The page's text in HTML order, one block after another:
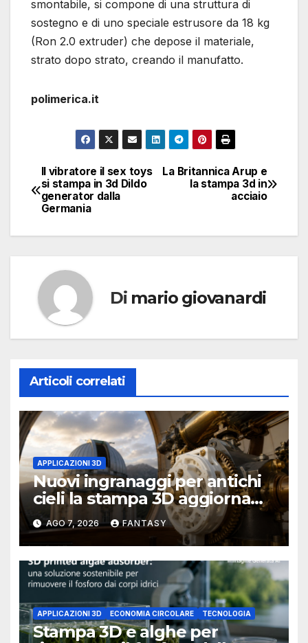
smontabile, si compone di una struttura di
sostegno e di uno speciale estrusore da 18 kg
(Ron 2.0 extruder) che depose il materiale,
strato dopo strato, creando il manufatto.
polimerica.it
Navigazione
articoli
La Britannica Arup e
la stampa 3d in
acciaio
Il vibratore il sex toys
si stampa in 3d Dildo
generator dalla
Germania
Di mario giovanardi
Articoli correlati
APPLICAZIONI 3D
Nuovi ingranaggi per antichi
cieli la stampa 3D aggiorna
un osservatorio del 1930 della
University of Arkansas at
Little Rock
AGO 7, 2026 FANTASY
APPLICAZIONI 3D ECONOMIA CIRCOLARE TECNOLOGIA
Stampa 3D e alghe per